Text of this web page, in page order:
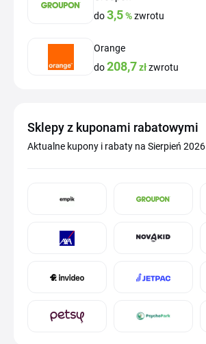
do3,5%zwrotu
Orange
do208,7złzwrotu
Sklepy z kuponami rabatowymi
Aktualne kupony i rabaty na Sierpień 2026